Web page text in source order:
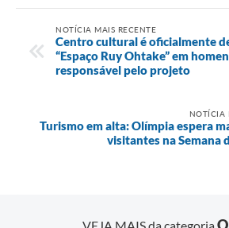
NOTÍCIA MAIS RECENTE
Centro cultural é oficialmente
“Espaço Ruy Ohtake” em
responsável pelo projeto
NOTÍCIA
Turismo em alta: Olímpia espera
visitantes na Semana